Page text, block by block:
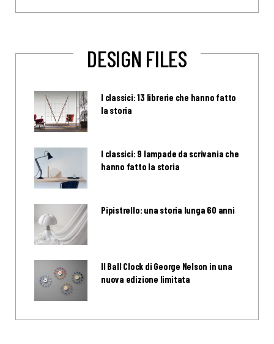
DESIGN FILES
I classici: 13 librerie che hanno fatto
la storia
I classici: 9 lampade da scrivania che
hanno fatto la storia
Pipistrello: una storia lunga 60 anni
Il Ball Clock di George Nelson in una
nuova edizione limitata